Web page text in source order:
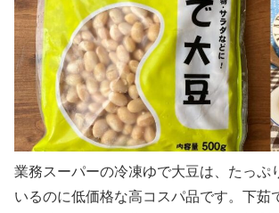
業務スーパーの冷凍ゆで大豆は、たっぷ
いるのに低価格な高コスパ品です。下茹